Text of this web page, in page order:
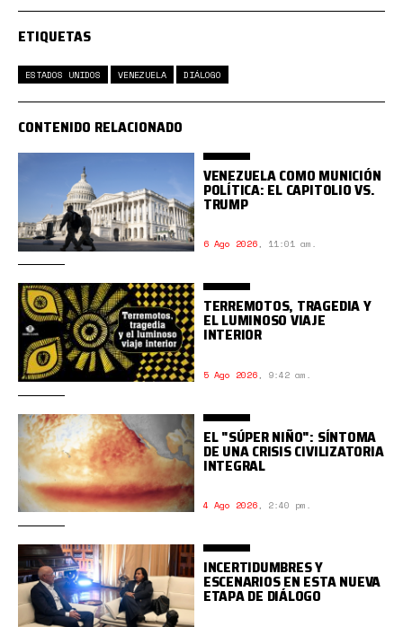
ETIQUETAS
ESTADOS UNIDOS VENEZUELA DIÁLOGO
CONTENIDO RELACIONADO
VENEZUELA COMO MUNICIÓN
POLÍTICA: EL CAPITOLIO VS.
TRUMP
6 Ago 2026, 11:01 am.
TERREMOTOS, TRAGEDIA Y
EL LUMINOSO VIAJE
INTERIOR
5 Ago 2026, 9:42 am.
EL "SÚPER NIÑO": SÍNTOMA
DE UNA CRISIS CIVILIZATORIA
INTEGRAL
4 Ago 2026, 2:40 pm.
INCERTIDUMBRES Y
ESCENARIOS EN ESTA NUEVA
ETAPA DE DIÁLOGO